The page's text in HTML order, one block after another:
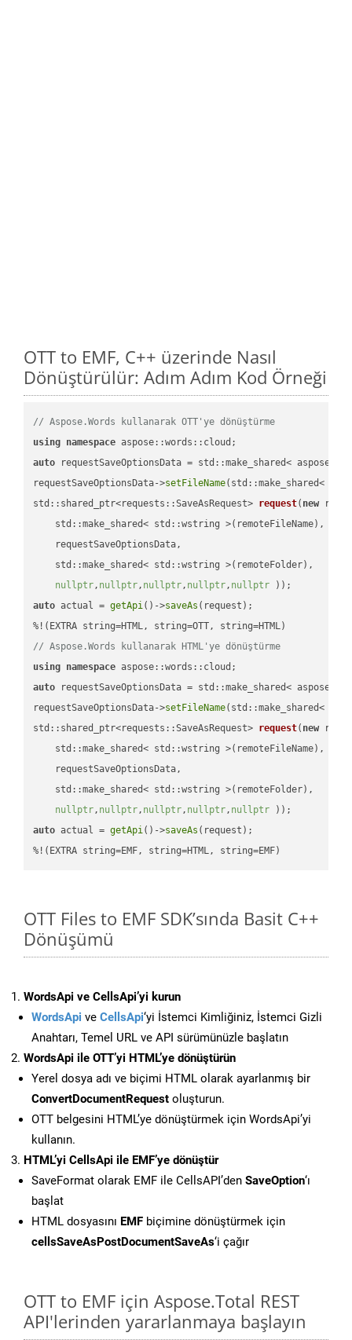
OTT to EMF, C++ üzerinde Nasıl
Dönüştürülür: Adım Adım Kod Örneği
// Aspose.Words kullanarak OTT'ye dönüştürme
using namespace
auto requestSaveOptionsData = std::make_shared<
requestSaveOptionsData->setFileName(std::make_shared<
std::shared_ptr<requests::SaveAsRequest> request( new
    std::make_shared< std::wstring >(remoteFileName),
    requestSaveOptionsData,
    std::make_shared< std::wstring >(remoteFolder),
nullptr, nullptr, nullptr, nullptr, nullptr ))
auto actual = getApi()->saveAs (request);
// Aspose.Words kullanarak HTML'ye dönüştürme
using namespace
auto requestSaveOptionsData = std::make_shared<
requestSaveOptionsData->setFileName(std::make_shared<
std::shared_ptr<requests::SaveAsRequest> request( new
    std::make_shared< std::wstring >(remoteFileName),
    requestSaveOptionsData,
    std::make_shared< std::wstring >(remoteFolder),
nullptr, nullptr, nullptr, nullptr, nullptr ))
auto actual = getApi()->saveAs (request);
%!(EXTRA string=EMF, string=HTML, string=EMF)
OTT Files to EMF SDK’sında Basit C++
Dönüşümü
WordsApi ve CellsApi’yi kurun
WordsApi ve CellsApi‘yi İstemci Kimliğiniz, İstemci Gizli
Anahtarı, Temel URL ve API sürümünüzle başlatın
WordsApi ile OTT’yi HTML’ye dönüştürün
Yerel dosya adı ve biçimi HTML olarak ayarlanmış bir
ConvertDocumentRequest oluşturun.
OTT belgesini HTML’ye dönüştürmek için WordsApi’yi
kullanın.
HTML’yi CellsApi ile EMF’ye dönüştür
SaveFormat olarak EMF ile CellsAPI’den SaveOption‘ı
başlat
HTML dosyasını EMF biçimine dönüştürmek için
cellsSaveAsPostDocumentSaveAs‘i çağır
OTT to EMF için Aspose.Total REST
API'lerinden yararlanmaya başlayın